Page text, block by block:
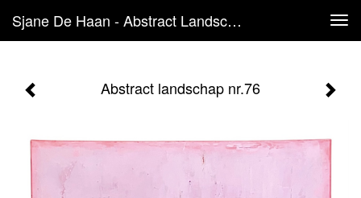
Sjane De Haan - Abstract Landschap Nr.76
Abstract landschap nr.76